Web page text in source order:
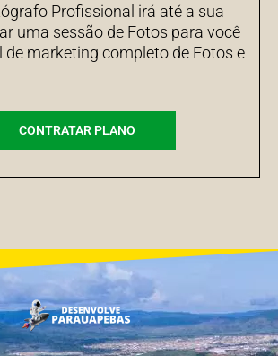
Profissional irá até a sua
uma sessão de Fotos para você
marketing completo de Fotos e
CONTRATAR PLANO